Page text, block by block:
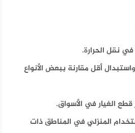
نقل الحرارة.
أقل مقارنة ببعض الأنواع
الغيار في الأسواق.
المنزلي في المناطق ذات